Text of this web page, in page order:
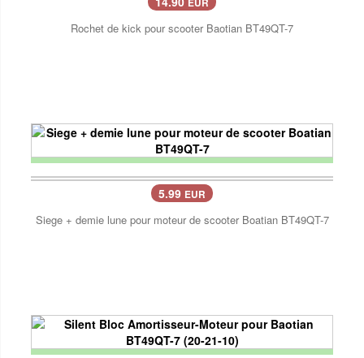
EUR
Rochet de kick pour scooter Baotian BT49QT-7
5.99 EUR
Siege + demie lune pour moteur de scooter Boatian BT49QT-7